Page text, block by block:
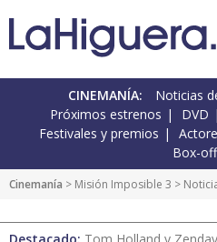
CINEMANÍA: Noticias
Próximos estrenos
DVD
Festivales y premios
Box-
Cinemanía > Misión Imposible 3 >